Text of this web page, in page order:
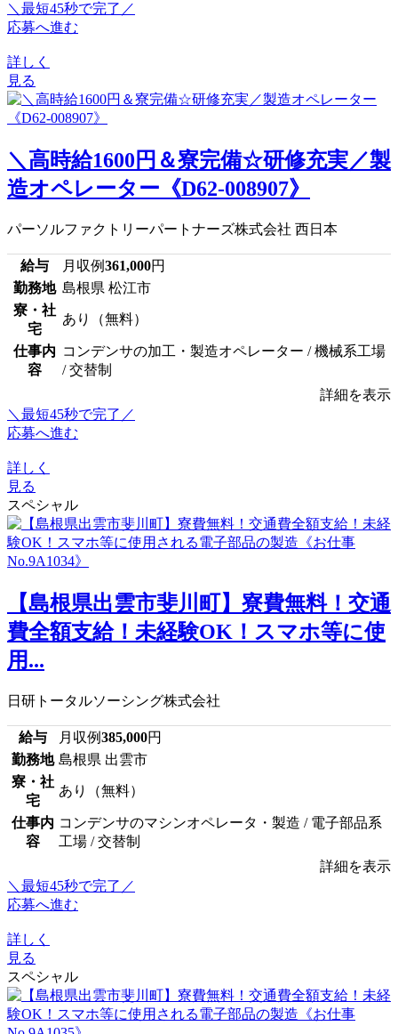
＼最短45秒で完了／
応募へ進む
詳しく
見る
＼高時給1600円＆寮完備☆研修充実／製
造オペレーター《D62-008907》
パーソルファクトリーパートナーズ株式会社 西日本
給与 月収例361,000円
勤務地 島根県 松江市
寮・社
宅
あり（無料）
仕事内
容
コンデンサの加工・製造オペレーター / 機械系工場
/ 交替制
詳細を表示
＼最短45秒で完了／
応募へ進む
詳しく
見る
スペシャル
【島根県出雲市斐川町】寮費無料！交通
費全額支給！未経験OK！スマホ等に使
用...
日研トータルソーシング株式会社
給与 月収例385,000円
勤務地 島根県 出雲市
寮・社
宅
あり（無料）
仕事内
容
コンデンサのマシンオペレータ・製造 / 電子部品系
工場 / 交替制
詳細を表示
＼最短45秒で完了／
応募へ進む
詳しく
見る
スペシャル